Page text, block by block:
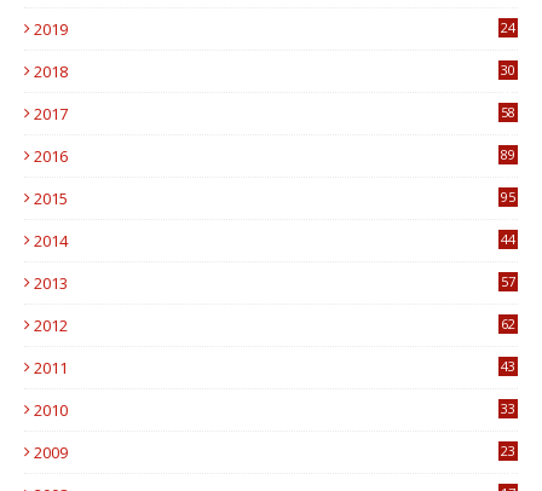
2019
24
2018
30
2017
58
2016
89
2015
95
2014
44
2013
57
2012
62
2011
43
2010
33
2009
23